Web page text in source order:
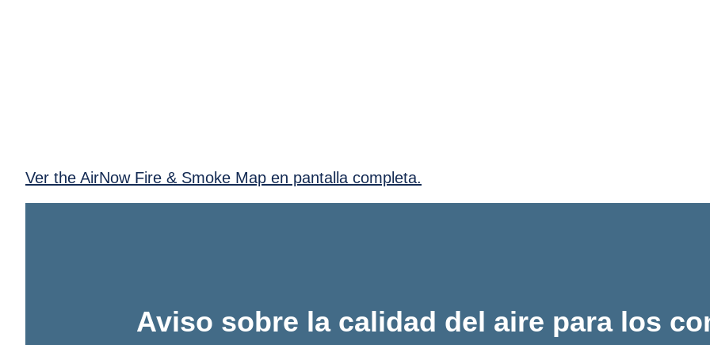
Ver the AirNow Fire & Smoke Map en pantalla completa.
Aviso sobre la calidad del aire para los